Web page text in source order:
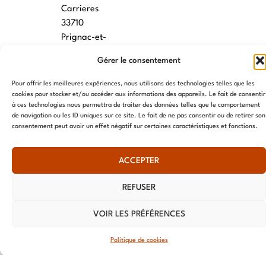
Gérer le consentement
Pour offrir les meilleures expériences, nous utilisons des technologies telles que les
cookies pour stocker et/ou accéder aux informations des appareils. Le fait de consentir
à ces technologies nous permettra de traiter des données telles que le comportement
de navigation ou les ID uniques sur ce site. Le fait de ne pas consentir ou de retirer son
consentement peut avoir un effet négatif sur certaines caractéristiques et fonctions.
ACCEPTER
REFUSER
VOIR LES PRÉFÉRENCES
Politique de cookies
Carrieres
33710
Prignac-et-
7 rue des
écoles
34790
© AME 2024, tous droits réservés